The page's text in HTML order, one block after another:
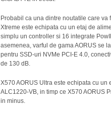
Probabil ca una dintre noutatile care
Xtreme este echipata cu un etaj de
simplu un controller si 16 integrate
asemenea, varful de gama AORUS se
pentru SSD-uri NVMe PCI-E 4.0,
de 130 dB.
X570 AORUS Ultra este echipata cu
ALC1220-VB, in timp ce X570 AORUS
in minus.